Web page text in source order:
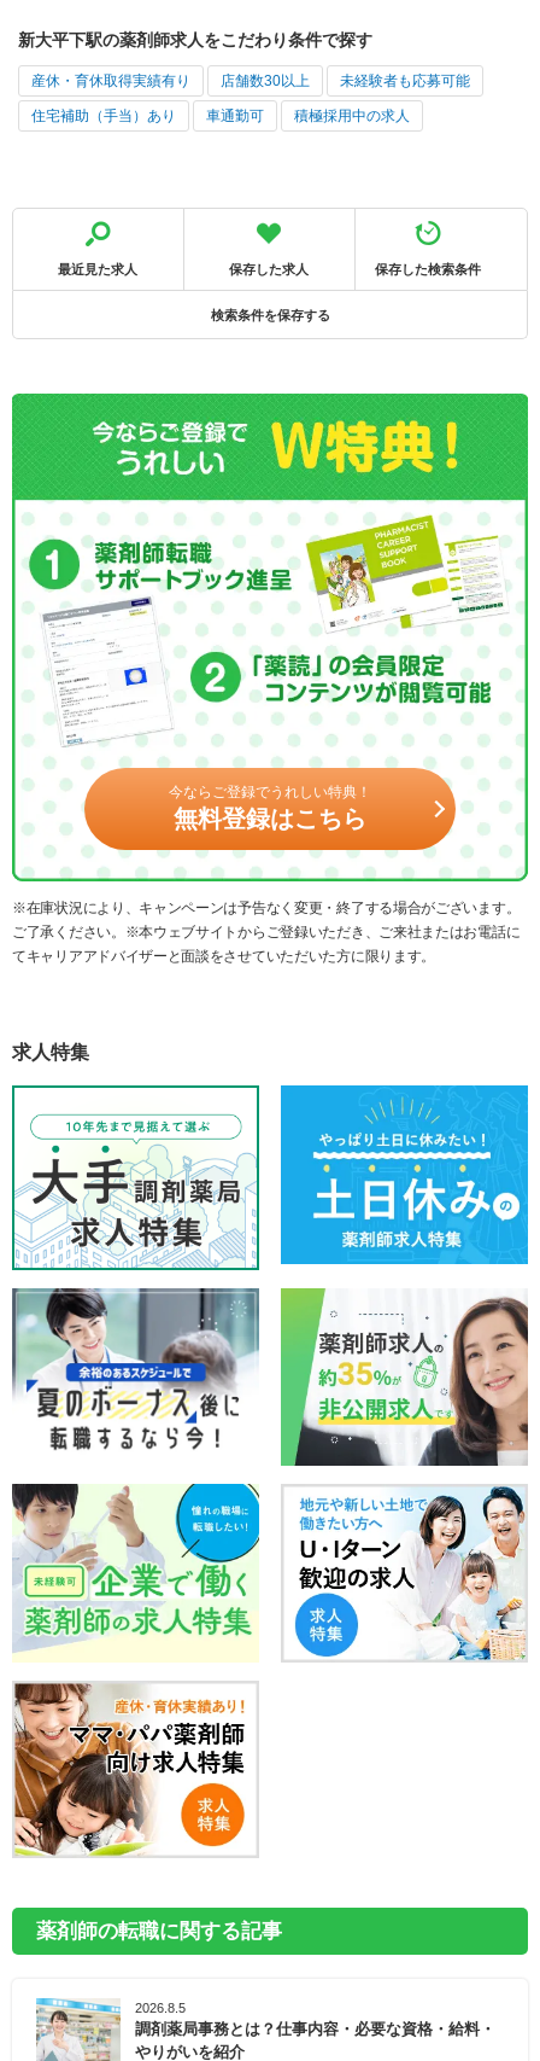
新大平下駅の薬剤師求人をこだわり条件で探す
産休・育休取得実績有り 店舗数30以上 未経験者も応募可能
住宅補助（手当）あり 車通勤可 積極採用中の求人
最近見た求人 保存した求人 保存した検索条件
検索条件を保存する
今ならご登録でうれしい特典！
無料登録はこちら
※在庫状況により、キャンペーンは予告なく変更・終了する場合がございます。
ご了承ください。※本ウェブサイトからご登録いただき、ご来社またはお電話に
てキャリアアドバイザーと面談をさせていただいた方に限ります。
求人特集
薬剤師の転職に関する記事
2026.8.5
調剤薬局事務とは？仕事内容・必要な資格・給料・
やりがいを紹介